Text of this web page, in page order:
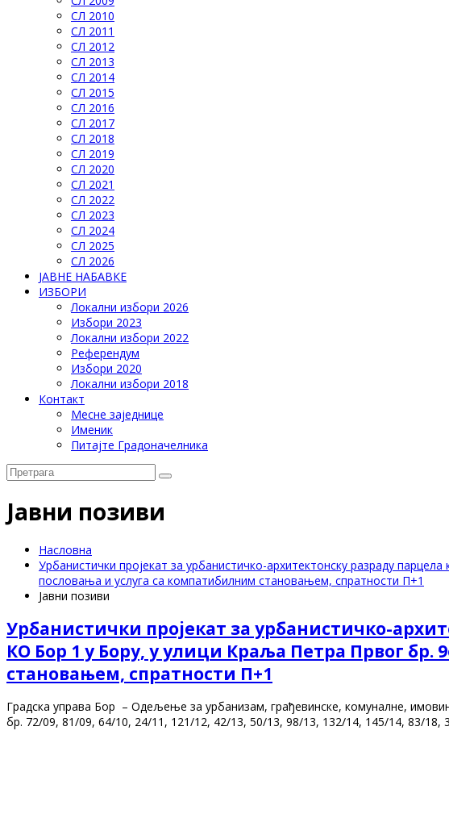
СЛ 2010
СЛ 2011
СЛ 2012
СЛ 2013
СЛ 2014
СЛ 2015
СЛ 2016
СЛ 2017
СЛ 2018
СЛ 2019
СЛ 2020
СЛ 2021
СЛ 2022
СЛ 2023
СЛ 2024
СЛ 2025
СЛ 2026
ЈАВНЕ НАБАВКЕ
ИЗБОРИ
Локални избори 2026
Избори 2023
Локални избори 2022
Референдум
Избори 2020
Локални избори 2018
Контакт
Месне заједнице
Именик
Питајте Градоначелника
Јавни позиви
Насловна
Урбанистички пројекат за урбанистичко-архитектонску разраду
пословања и услуга са компатибилним становањем, спратности П+1
Јавни позиви
Урбанистички пројекат за урбанистичко-
КО Бор 1 у Бору, у улици Краља Петра Првог
становањем, спратности П+1
Градска управа Бор – Одељење за урбанизам, грађевинске, комуналне,
бр. 72/09, 81/09, 64/10, 24/11, 121/12, 42/13, 50/13, 98/13, 132/14, 145/14, 83/18,